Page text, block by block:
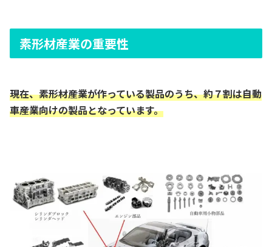
素形材産業の重要性
現在、素形材産業が作っている製品のうち、約７割は自動
車産業向けの製品となっています。